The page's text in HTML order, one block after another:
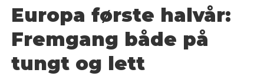
Europa første halvår:
Fremgang både på
tungt og lett